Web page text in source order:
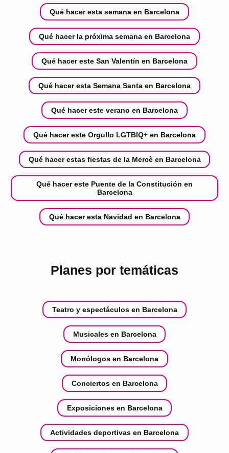
Qué hacer esta semana en Barcelona
Qué hacer la próxima semana en Barcelona
Qué hacer este San Valentín en Barcelona
Qué hacer esta Semana Santa en Barcelona
Qué hacer este verano en Barcelona
Qué hacer este Orgullo LGTBIQ+ en Barcelona
Qué hacer estas fiestas de la Mercè en Barcelona
Qué hacer este Puente de la Constitución en
Barcelona
Qué hacer esta Navidad en Barcelona
Planes por temáticas
Teatro y espectáculos en Barcelona
Musicales en Barcelona
Monólogos en Barcelona
Conciertos en Barcelona
Exposiciones en Barcelona
Actividades deportivas en Barcelona